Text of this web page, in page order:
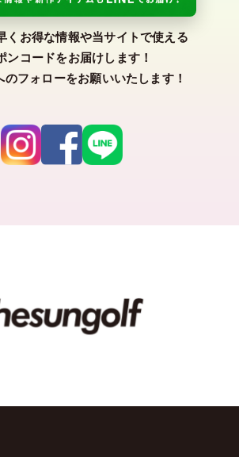
くお得な情報や当サイトで使える
ンコードをお届けします！
のフォローをお願いいたします！